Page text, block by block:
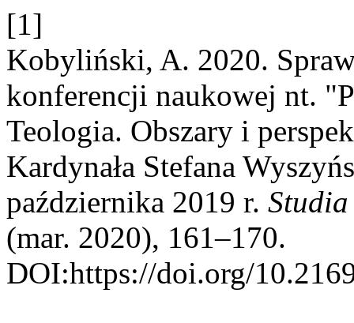
[1]
Kobyliński, A. 2020.
konferencji naukowej nt.
Teologia. Obszary i
Kardynała Stefana
października 2019 r.
(mar. 2020), 161–170.
DOI:https://doi.org/